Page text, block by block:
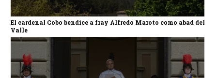
El cardenal Cobo bendice a fray Alfredo Maroto como abad del
Valle